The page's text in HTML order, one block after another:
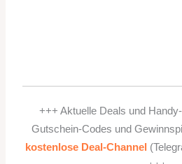
+++ Aktuelle Deals und
Gutschein-Codes und
kostenlose Deal-Channel